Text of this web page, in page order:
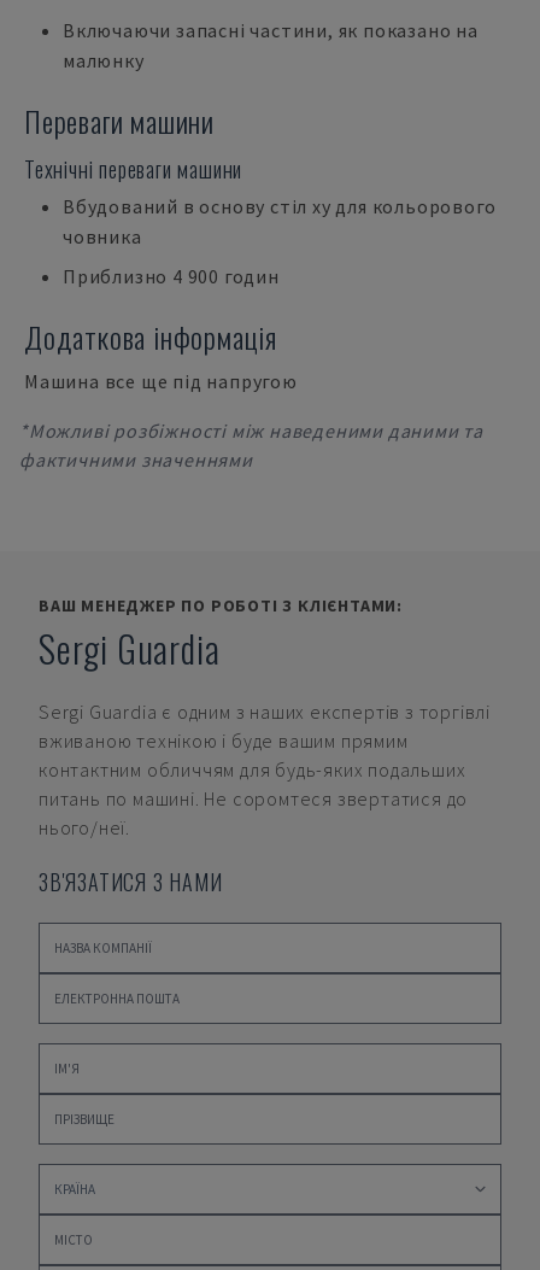
Включаючи запасні частини, як показано на
малюнку
Переваги машини
Технічні переваги машини
Вбудований в основу стіл xy для кольорового
човника
Приблизно 4 900 годин
Додаткова інформація
Машина все ще під напругою
*Можливі розбіжності між наведеними даними та
фактичними значеннями
ВАШ МЕНЕДЖЕР ПО РОБОТІ З КЛІЄНТАМИ:
Sergi Guardia
Sergi Guardia є одним з наших експертів з торгівлі
вживаною технікою і буде вашим прямим
контактним обличчям для будь-яких подальших
питань по машині. Не соромтеся звертатися до
нього/неї.
ЗВ'ЯЗАТИСЯ З НАМИ